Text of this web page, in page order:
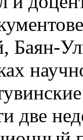
Баян-
две